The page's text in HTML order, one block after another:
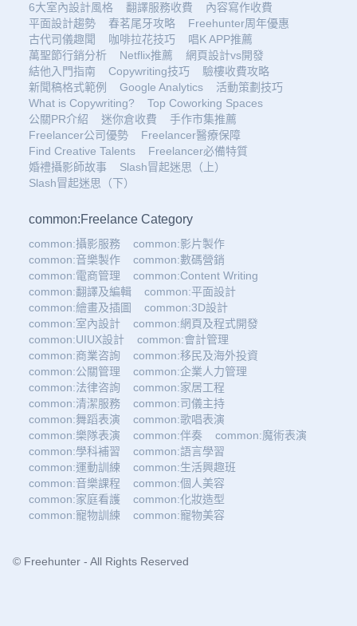
6大室內設計風格
翻譯服務收費
內容寫作收費
平面設計趨勢
春茗尾牙攻略
Freehunter周年優惠
古代司儀趣聞
咖啡拉花技巧
唱K APP推薦
萬聖節行銷分析
Netflix推薦
網頁設計vs開發
結他入門指南
Copywriting技巧
驗樓收費攻略
新聞稿格式範例
Google Analytics
活動策劃技巧
What is Copywriting?
Top Coworking Spaces
公關PR介紹
迷你倉收費
手作市集推薦
Freelancer公司優勢
Freelancer醫療保障
Find Creative Talents
Freelancer必備特質
婚禮攝影師故事
Slash冒起迷思（上）
Slash冒起迷思（下）
common:Freelance Category
common:攝影服務
common:影片製作
common:音樂製作
common:數碼營銷
common:電商管理
common:Content Writing
common:翻譯及編輯
common:平面設計
common:繪畫及插圖
common:3D設計
common:室內設計
common:網頁及程式開發
common:UIUX設計
common:會計管理
common:商業咨詢
common:移民及海外投資
common:公關管理
common:企業人力管理
common:法律咨詢
common:家居工程
common:清潔服務
common:司儀主持
common:舞蹈表演
common:歌唱表演
common:樂隊表演
common:伴奏
common:魔術表演
common:學科補習
common:語言學習
common:運動訓練
common:生活興趣班
common:音樂課程
common:個人美容
common:家庭看護
common:化妝造型
common:寵物訓練
common:寵物美容
© Freehunter - All Rights Reserved